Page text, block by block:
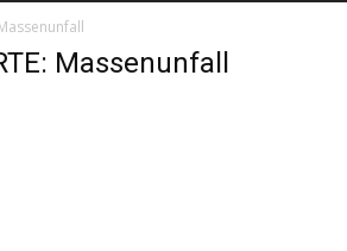
Massenunfall